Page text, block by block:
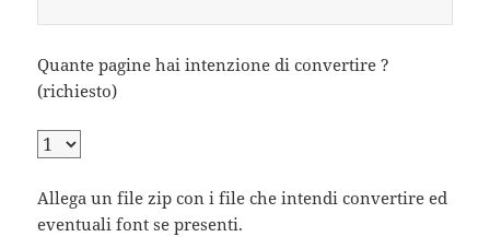
Quante pagine hai intenzione di convertire ?
(richiesto)
Allega un file zip con i file che intendi convertire ed
eventuali font se presenti.